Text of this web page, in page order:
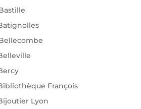
François
Lyon